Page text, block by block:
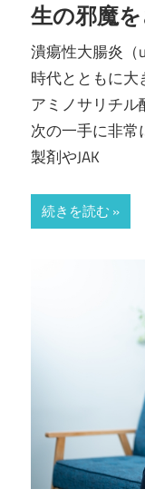
生の邪魔
潰瘍性大腸炎（
時代とともに
アミノサリチル
次の一手に非常
製剤やJAK
続きを読む